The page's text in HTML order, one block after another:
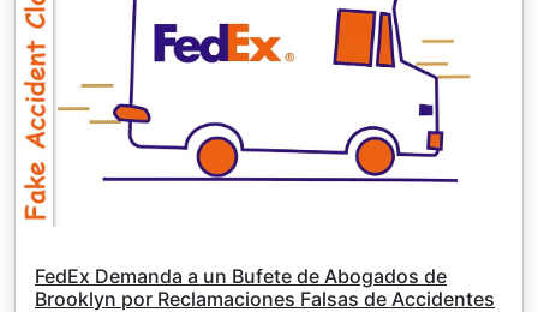
FedEx Demanda a un Bufete de Abogados de
Brooklyn por Reclamaciones Falsas de Accidentes